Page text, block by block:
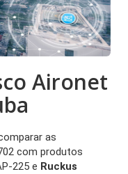
Aironet
as
com produtos
225 e Ruckus